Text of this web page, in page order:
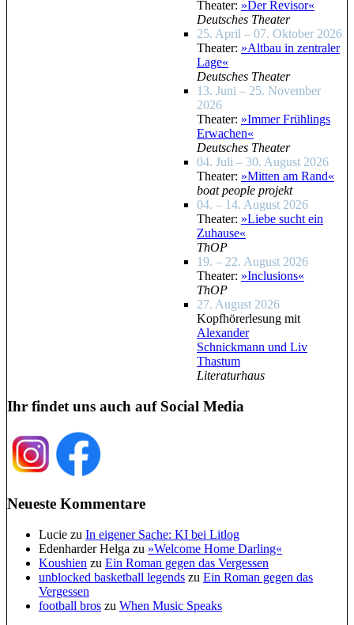
Theater: »Der Revisor«
Deutsches Theater
25. April – 07. Oktober 2026
Theater: »Altbau in zentraler
Lage«
Deutsches Theater
13. Juni – 25. November
2026
Theater: »Immer Frühlings
Erwachen«
Deutsches Theater
04. Juli – 30. August 2026
Theater: »Mitten am Rand«
boat people projekt
04. – 14. August 2026
Theater: »Liebe sucht ein
Zuhause«
ThOP
19. – 22. August 2026
Theater: »Inclusions«
ThOP
27. August 2026
Kopfhörerlesung mit
Alexander
Schnickmann und Liv
Thastum
Literaturhaus
Ihr findet uns auch auf Social Media
Neueste Kommentare
Lucie zu In eigener Sache: KI bei Litlog
Edenharder Helga zu »Welcome Home Darling«
Koushien zu Ein Roman gegen das Vergessen
unblocked basketball legends zu Ein Roman gegen das
Vergessen
football bros zu When Music Speaks